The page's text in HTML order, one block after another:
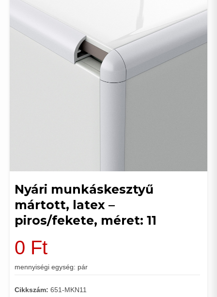
Nyári munkáskesztyű
mártott, latex –
piros/fekete, méret: 11
0 Ft
mennyiségi egység: pár
Cikkszám: 651-MKN11